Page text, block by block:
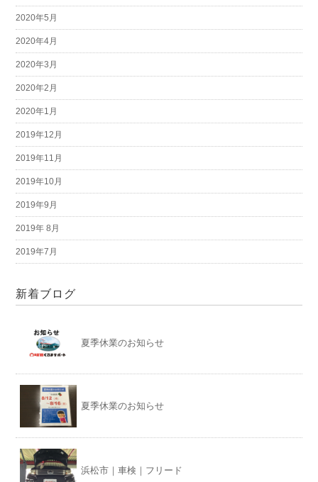
2020年5月
2020年4月
2020年3月
2020年2月
2020年1月
2019年12月
2019年11月
2019年10月
2019年9月
2019年 8月
2019年7月
新着ブログ
夏季休業のお知らせ
夏季休業のお知らせ
浜松市｜車検｜フリード